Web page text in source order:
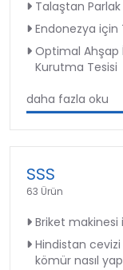
Talaştan
Endonezya için
Optimal Ahşap
Kurutma Tesisi
daha fazla oku
SSS
63 Ürün
Briket makinesi
Hindistan
kömür nasıl